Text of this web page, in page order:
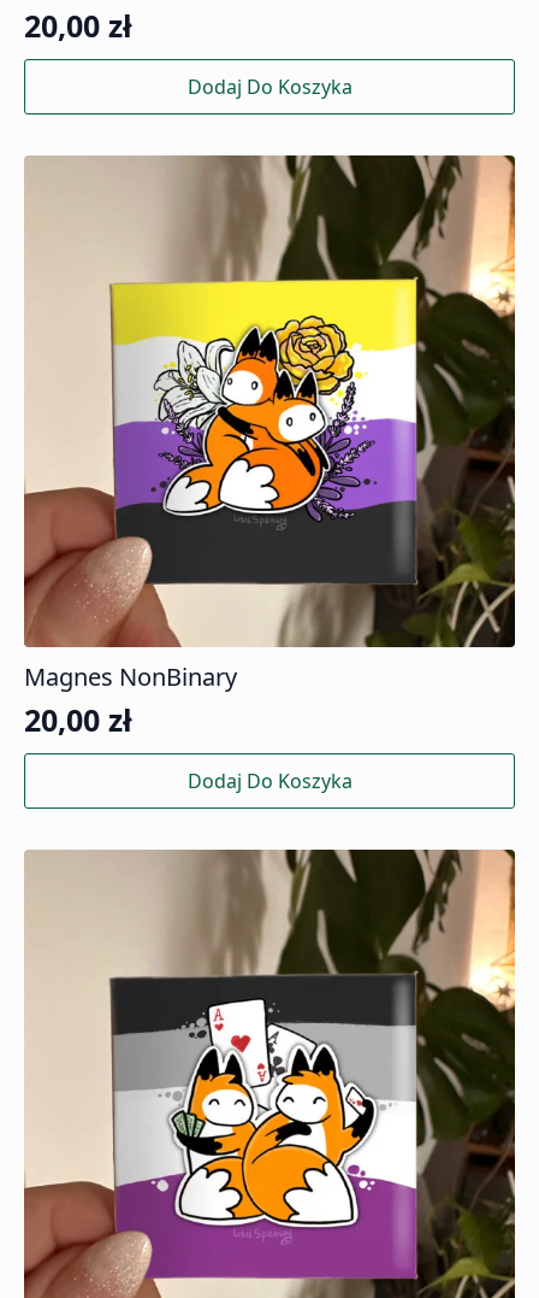
20,00 zł
Dodaj Do Koszyka
Magnes NonBinary
20,00 zł
Dodaj Do Koszyka